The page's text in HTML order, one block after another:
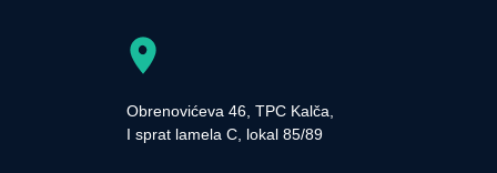
Obrenovićeva 46, TPC Kalča,
I sprat lamela C, lokal 85/89